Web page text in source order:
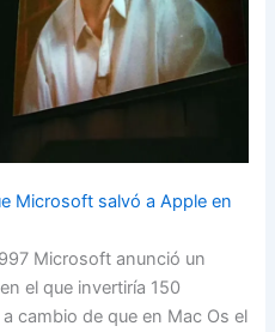
Microsoft salvó a Apple en
Microsoft anunció un
el que invertiría 150
cambio de que en Mac Os el